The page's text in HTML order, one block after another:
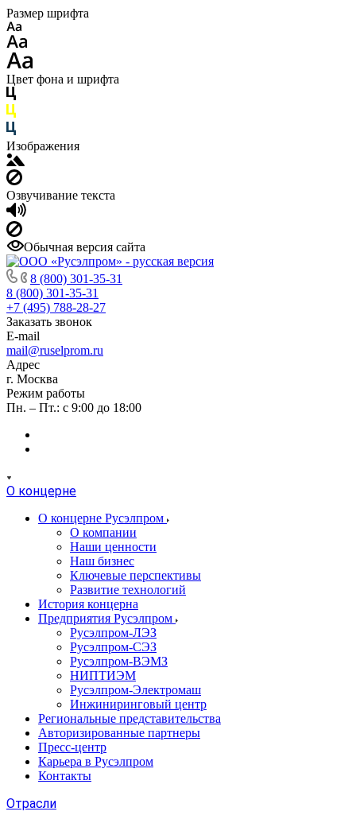
Размер шрифта
Цвет фона и шрифта
Изображения
Озвучивание текста
Обычная версия сайта
8 (800) 301-35-31
8 (800) 301-35-31
+7 (495) 788-28-27
Заказать звонок
E-mail
mail@ruselprom.ru
Адрес
г. Москва
Режим работы
Пн. – Пт.: с 9:00 до 18:00
О концерне
О концерне Русэлпром
О компании
Наши ценности
Наш бизнес
Ключевые перспективы
Развитие технологий
История концерна
Предприятия Русэлпром
Русэлпром-ЛЭЗ
Русэлпром-СЭЗ
Русэлпром-ВЭМЗ
НИПТИЭМ
Русэлпром-Электромаш
Инжиниринговый центр
Региональные представительства
Авторизированные партнеры
Пресс-центр
Карьера в Русэлпром
Контакты
Отрасли